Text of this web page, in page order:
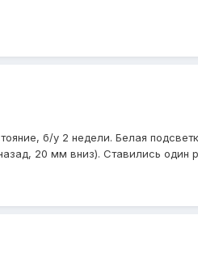
б/у 2 недели. Белая
20 мм вниз). Ставились один